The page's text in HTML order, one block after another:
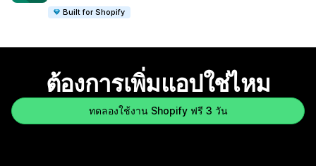
Built for Shopify
ต้องการเพิ่มแอปใช่ไหม
ทดลองใช้งาน Shopify ฟรี 3 วัน